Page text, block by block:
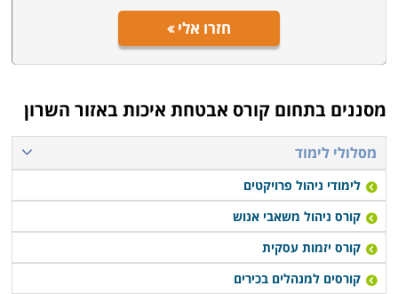
חזרו אלי
מסננים בתחום קורס אבטחת איכות באזור השרון
מסלולי לימוד
לימודי ניהול פרויקטים
קורס ניהול משאבי אנוש
קורס יזמות עסקית
קורסים למנהלים בכירים